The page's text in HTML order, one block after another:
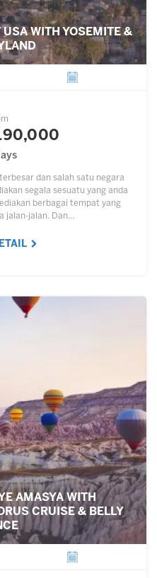
USA WITH YOSEMITE &
dan salah satu negara
segala sesuatu yang anda
berbagai tempat yang
jalan-jalan. Dan…
AMASYA WITH
CRUISE & BELLY